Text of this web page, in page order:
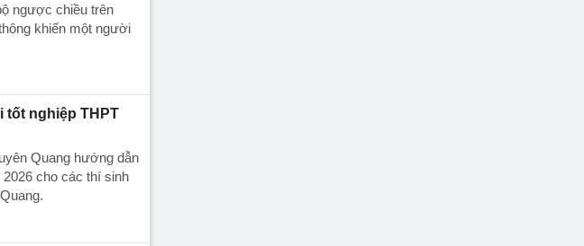
ngược chiều trên
khiến một người
tốt nghiệp THPT
Quang hướng dẫn
cho các thí sinh